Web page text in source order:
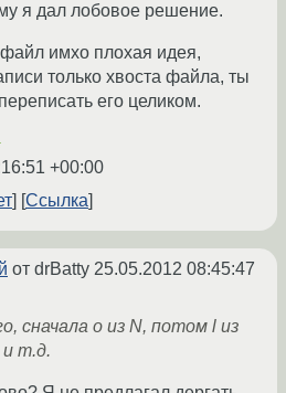
я дал лобовое решение.
имхо плохая идея,
только хвоста файла, ты
его целиком.
+00:00
Ссылка
от drBatty 25.05.2012 08:45:47
сначала o из N, потом l из
и т.д.